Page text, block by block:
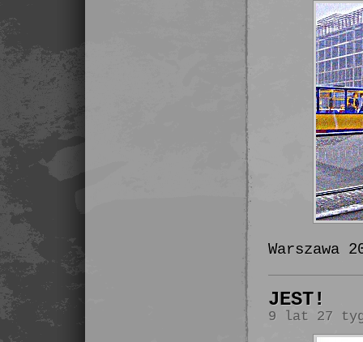
Warszawa
JEST!
9 lat 27